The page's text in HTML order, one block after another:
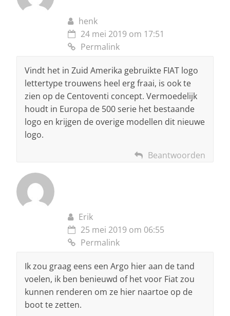
henk
24 mei 2019 om 17:51
Permalink
Vindt het in Zuid Amerika gebruikte FIAT logo
lettertype trouwens heel erg fraai, is ook te
zien op de Centoventi concept. Vermoedelijk
houdt in Europa de 500 serie het bestaande
logo en krijgen de overige modellen dit nieuwe
logo.
Beantwoorden
Erik
25 mei 2019 om 06:55
Permalink
Ik zou graag eens een Argo hier aan de tand
voelen, ik ben benieuwd of het voor Fiat zou
kunnen renderen om ze hier naartoe op de
boot te zetten.